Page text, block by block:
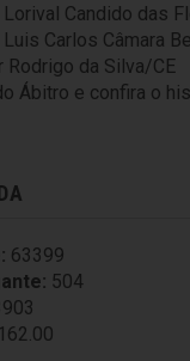
Lorival Candido das
Luis Carlos Câmara
Rodrigo da Silva/CE
Ábitro e confira o
63399
504